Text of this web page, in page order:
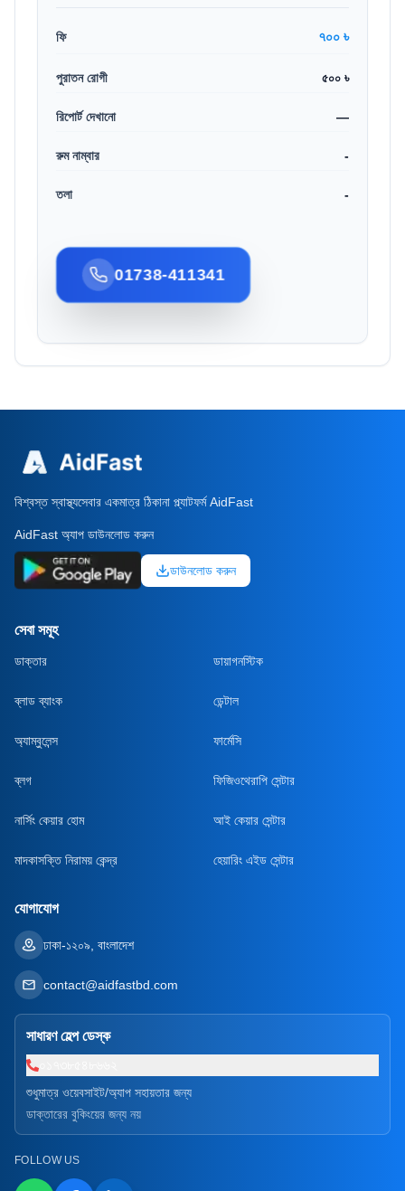
ফি ৭০০ ৳
পুরাতন রোগী ৫০০ ৳
রিপোর্ট দেখানো —
রুম নাম্বার -
তলা -
01738-411341
বিশ্বস্ত স্বাস্থ্যসেবার একমাত্র ঠিকানা প্ল্যাটফর্ম AidFast
AidFast অ্যাপ ডাউনলোড করুন
ডাউনলোড করুন
সেবা সমূহ
ডাক্তার ডায়াগনস্টিক
ব্লাড ব্যাংক ডেন্টাল
অ্যাম্বুলেন্স ফার্মেসি
ব্লগ ফিজিওথেরাপি সেন্টার
নার্সিং কেয়ার হোম আই কেয়ার সেন্টার
মাদকাসক্তি নিরাময় কেন্দ্র হেয়ারিং এইড সেন্টার
যোগাযোগ
ঢাকা-১২০৯, বাংলাদেশ
contact@aidfastbd.com
সাধারণ হেল্প ডেস্ক
শুধুমাত্র ওয়েবসাইট/অ্যাপ সহায়তার জন্য
ডাক্তারের বুকিংয়ের জন্য নয়
FOLLOW US